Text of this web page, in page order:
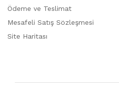
Ödeme ve Teslimat
Mesafeli Satış Sözleşmesi
Site Haritası